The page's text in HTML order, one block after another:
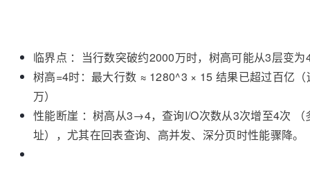
临界点 ：当行数突破约2000万时，树高可能从3层变为
树高=4时：最大行数 ≈ 1280^3 × 15 结果已超过百亿
万）
性能断崖 ：树高从3→4，查询I/O次数从3次增至4次 （
址），尤其在回表查询、高并发、深分页时性能骤降。